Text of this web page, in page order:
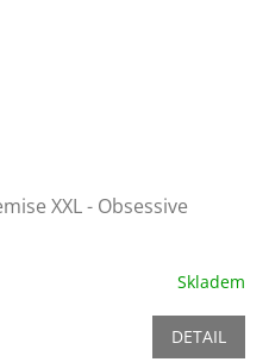
XXL - Obsessive
Skladem
DETAIL